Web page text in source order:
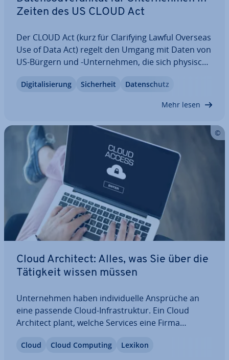
Zeiten des US CLOUD Act
Der CLOUD Act (kurz für Cla­ri­fy­ing Lawful Overseas
Use of Data Act) regelt den Umgang mit Daten von
US-Bürgern und -Un­ter­neh­men, die sich physisch
sind in Zeiten von ‘America First’ diese Daten so zu
Di­gi­ta­li­sie­rung Si­cher­heit Da­ten­schutz
Mehr lesen
Cloud Architect: Alles, was Sie über die
Tätigkeit wissen müssen
Un­ter­neh­men haben in­di­vi­du­el­le Ansprüche an
eine passende Cloud-In­fra­struk­tur. Ein Cloud
Architect plant, welche Services eine Firma
durch ein um­fang­rei­ches Mo­ni­to­ring sicher, dass
Cloud Cloud Computing Lexikon